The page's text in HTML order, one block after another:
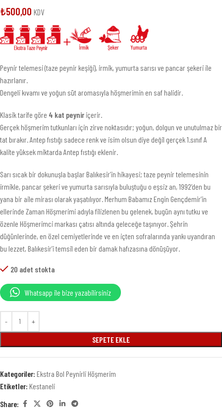
₺500,00 KDV
Peynir telemesi (taze peynir keşiği), irmik, yumurta sarısı ve pancar şekeri ile
hazırlanır.
Dengeli kıvamı ve yoğun süt aromasıyla höşmerimin en saf halidir.
Klasik tarife göre 4 kat peynir içerir.
Gerçek höşmerim tutkunları için zirve noktasıdır; yoğun, dolgun ve unutulmaz bir
tat bırakır. Antep fıstığı sadece renk ve isim olsun diye değil gerçek 1.sınıf A
kalite yüksek miktarda Antep fıstığı eklenir.
Sarı sıcak bir dokunuşla başlar Balıkesir’in hikayesi; taze peynir telemesinin
irmikle, pancar şekeri ve yumurta sarısıyla buluştuğu o eşsiz an, 1992’den bu
yana bir aile mirası olarak yaşatılıyor. Merhum Babamız Engin Gençdemir’in
ellerinde Zaman Höşmerimi adıyla filizlenen bu gelenek, bugün aynı tutku ve
özenle Höşmerimci markası çatısı altında geleceğe taşınıyor. Şehrin
düğünlerinde, en özel cemiyetlerinde ve en içten sofralarında yankı uyandıran
bu lezzet, Balıkesir’i temsil eden bir damak hafızasına dönüşüyor.
20 adet stokta
Whatsapp ile bize yazabilirsiniz
SEPETE EKLE
Kategoriler: Ekstra Bol Peynirli Höşmerim
Etiketler: Kestaneli
Share: